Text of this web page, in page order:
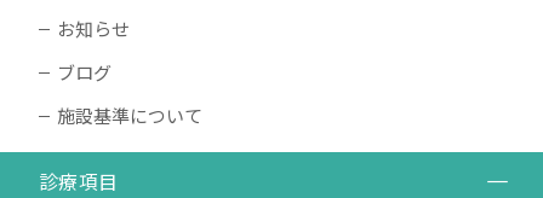
お知らせ
ブログ
施設基準について
診療項目